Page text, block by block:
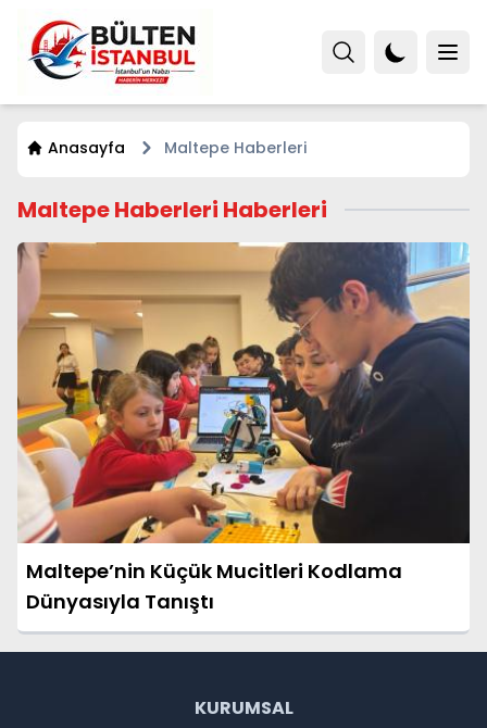
Anasayfa Maltepe Haberleri
Maltepe Haberleri Haberleri
Maltepe’nin Küçük Mucitleri Kodlama
Dünyasıyla Tanıştı
KURUMSAL